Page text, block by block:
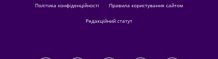
Політика конфіденційності Правила користування сайтом
Редакційний статут